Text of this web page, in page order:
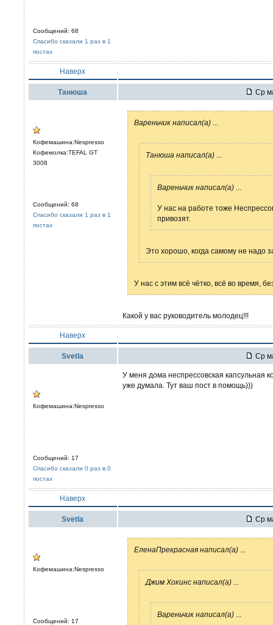
Сообщений: 68
Спасибо сказали 1 раз в 1
постах
Наверх
Танюша Ср
Кофемашина:Nespresso
Кофемолка:TEFAL GT
3008
Сообщений: 68
Спасибо сказали 1 раз в 1
постах
Вареньчик написал(а)
Танюша написал(а)
Вареньчик написал(а)
У нас на работе тоже
привозят.
Это хорошо, когда самому не надо
У нас с этим всё чётко, всё во время,
Какой у вас руководитель молодец!!!
Наверх
Svetla Ср
Кофемашина:Nespresso
Сообщений: 17
Спасибо сказали 0 раз в 0
постах
У меня дома неспрессовская капсульная
уже думала. Тут ваш пост в помощь)))
Наверх
Svetla Ср
Кофемашина:Nespresso
Сообщений: 17
ЕленаПрекрасная написал(а)
Джим Хокинс написал(а)
Вареньчик написал(а)